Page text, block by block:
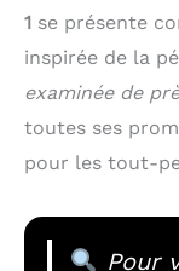
1 se présente
inspirée de la
examinée de
toutes ses
pour les tout-
Pour